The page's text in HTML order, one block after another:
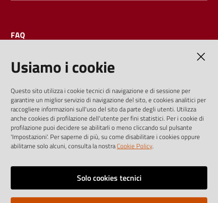
FAQ
I dati personali pubblicati sono riutilizzabili solo alle condizioni
previste dalla direttiva comunitaria 2003/98/CE e dal d.lgs.
36/2006
Vai alla pagina
Note legali
Usiamo i cookie
Questo sito utilizza i cookie tecnici di navigazione e di sessione per
garantire un miglior servizio di navigazione del sito, e cookies analitici per
raccogliere informazioni sull'uso del sito da parte degli utenti. Utilizza
anche cookies di profilazione dell'utente per fini statistici. Per i cookie di
profilazione puoi decidere se abilitarli o meno cliccando sul pulsante
'Impostazioni'. Per saperne di più, su come disabilitare i cookies oppure
abilitarne solo alcuni, consulta la nostraCookie Policy.
Solo cookies tecnici